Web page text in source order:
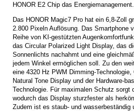
HONOR E2 Chip das Energiemanagement.
Das HONOR Magic7 Pro hat ein 6,8-Zoll
2.800 Pixeln Auflösung. Das Smartphone
Reihe von KI-gestützten
das Circular Polarized Light Display, das
Sonnenlichts nachahmt und eine
jedem Winkel ermöglichen soll. Zu den
eine 4320 Hz PWM Dimming-Technologie,
Natural Tone Display und der Hardware-
Technologie. Für maximalen Schutz sorgt
wodurch das Display sturzfester als
Zudem ist es staub- und wasserbeständig